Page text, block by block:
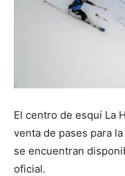
El centro de esquí La
venta de pases para
se encuentran
oficial.